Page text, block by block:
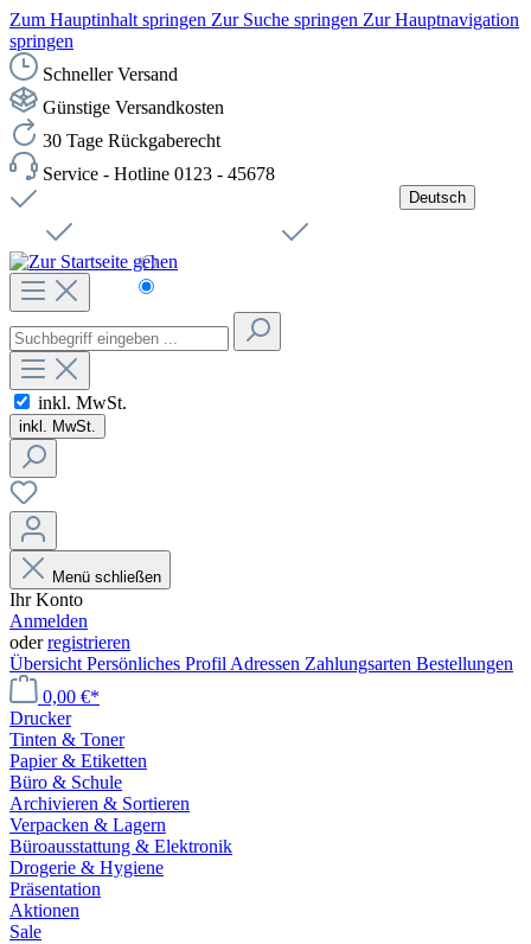
Zum Hauptinhalt springen Zur Suche springen Zur Hauptnavigation
springen
Schneller Versand
Günstige Versandkosten
30 Tage Rückgaberecht
Service - Hotline 0123 - 45678
Deutsch
Čeština
inkl. MwSt.
inkl. MwSt.
Menü schließen
Ihr Konto
Anmelden
oderregistrieren
Übersicht Persönliches Profil Adressen Zahlungsarten Bestellungen
0,00 €*
Drucker
Tinten & Toner
Papier & Etiketten
Büro & Schule
Archivieren & Sortieren
Verpacken & Lagern
Büroausstattung & Elektronik
Drogerie & Hygiene
Präsentation
Aktionen
Sale